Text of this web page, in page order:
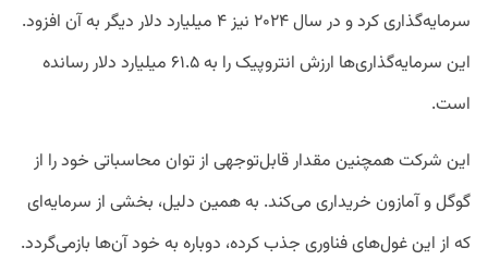
سرمایه‌گذاری کرد و در سال ۲۰۲۴ نیز ۴ میلیارد دلار دیگر به آن افزود.
این سرمایه‌گذاری‌ها ارزش انتروپیک را به ۶۱.۵ میلیارد دلار رسانده
است.
این شرکت همچنین مقدار قابل‌توجهی از توان محاسباتی خود را از
گوگل و آمازون خریداری می‌کند. به همین دلیل، بخشی از سرمایه‌ای
که از این غول‌های فناوری جذب کرده، دوباره به خود آن‌ها بازمی‌گردد.